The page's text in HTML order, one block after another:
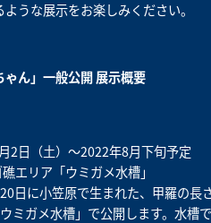
うな展示をお楽しみください。
ゃん」一般公開 展示概要
2日（土）～2022年8月下旬予定
エリア「ウミガメ水槽」
日に小笠原で生まれた、甲羅の
ミガメ水槽」で公開します。水槽